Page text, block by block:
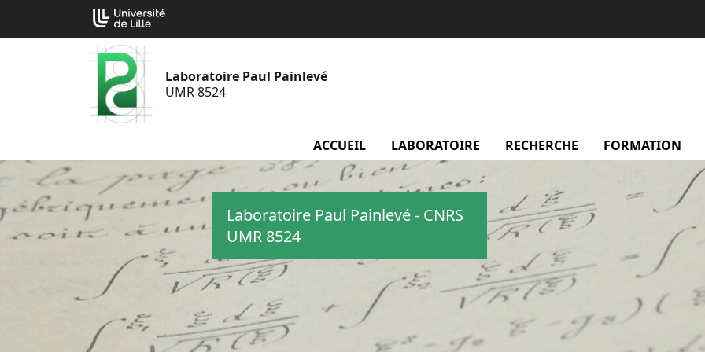
contenu
Laboratoire Paul Painlevé
UMR 8524
ACCUEIL LABORATOIRE menu Laboratoire
RECHERCHE menu Recherche
FORMATION
Laboratoire Paul Painlevé - CNRS
UMR 8524
Cookies management panel